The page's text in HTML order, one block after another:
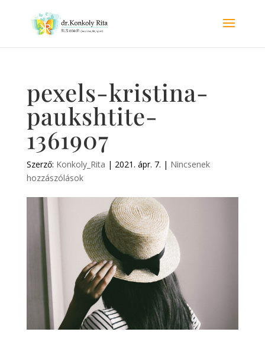
pexels-kristina-
paukshtite-
1361907
Szerző: Konkoly_Rita | 2021. ápr. 7. | Nincsenek
hozzászólások